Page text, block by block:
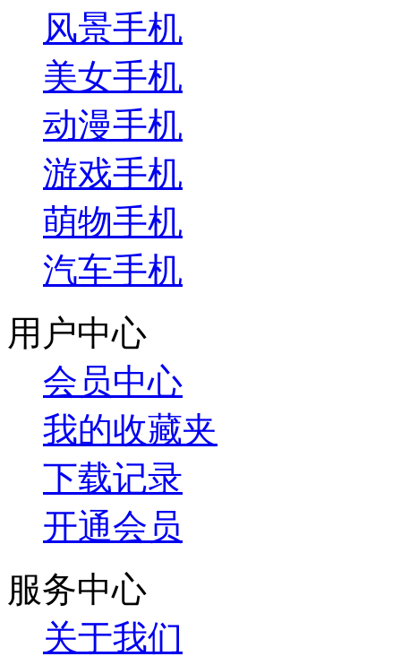
风景手机
美女手机
动漫手机
游戏手机
萌物手机
汽车手机
用户中心
会员中心
我的收藏夹
下载记录
开通会员
服务中心
关于我们